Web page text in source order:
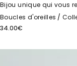
Bijou unique qui vous
Boucles d'oreilles
34.00€